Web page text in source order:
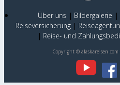
Über uns | Bildergalerie |
Reiseversicherung |
| Reise- und
Copyright © alaskareisen.com